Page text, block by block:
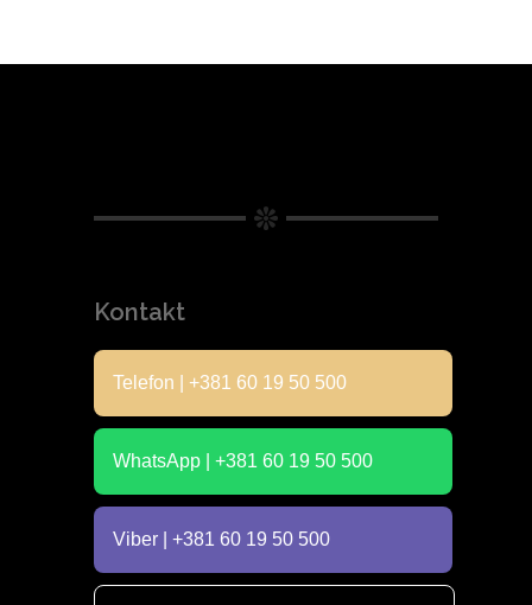
Kontakt
Telefon | +381 60 19 50 500
WhatsApp | +381 60 19 50 500
Viber | +381 60 19 50 500